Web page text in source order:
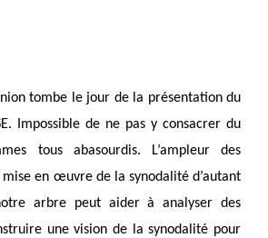
tombe le jour de la présentation du
Impossible de ne pas y consacrer du
tous abasourdis. L’ampleur des
en œuvre de la synodalité d’autant
arbre peut aider à analyser des
une vision de la synodalité pour